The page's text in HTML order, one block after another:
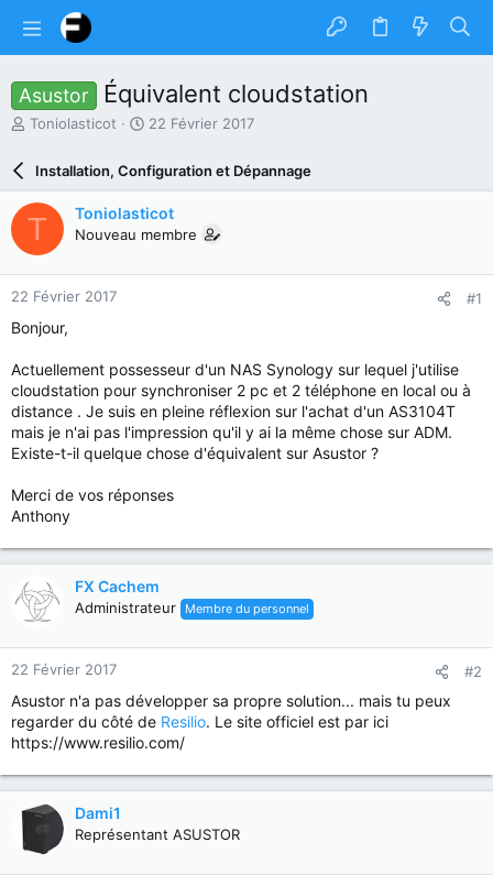
Asustor Équivalent cloudstation
A
e
u
r
d
u
s
u
Toniolasticot
D
t
e
e
d
b
22 Février 2017
Installation, Configuration et Dépannage
T Toniolasticot
Nouveau membre
22 Février 2017 #1
Bonjour,
Actuellement possesseur d'un NAS Synology sur lequel j'utilise
cloudstation pour synchroniser 2 pc et 2 téléphone en local ou à
distance . Je suis en pleine réflexion sur l'achat d'un AS3104T
mais je n'ai pas l'impression qu'il y ai la même chose sur ADM.
Existe-t-il quelque chose d'équivalent sur Asustor ?
Merci de vos réponses
Anthony
FX Cachem
Administrateur Membre du personnel
22 Février 2017 #2
Asustor n'a pas développer sa propre solution... mais tu peux
regarder du côté de Resilio. Le site officiel est par ici
https://www.resilio.com/
Dami1
Représentant ASUSTOR